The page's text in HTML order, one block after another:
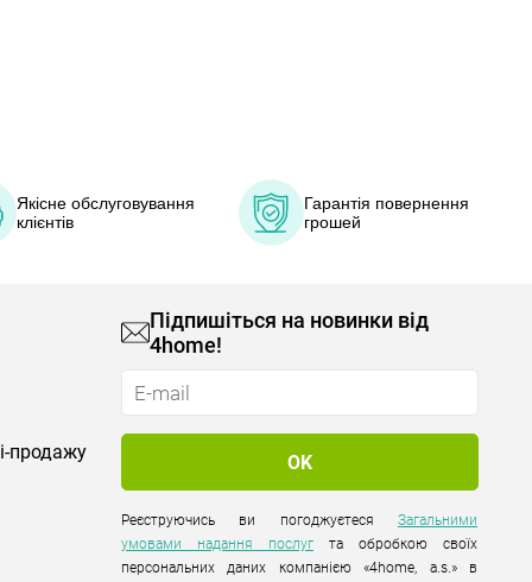
Якісне обслуговування
клієнтів
Гарантія повернення
грошей
продажу
Підпишіться на новинки від
4home!
Реєструючись ви погоджуєтесяЗагальними
умовами надання послуг та обробкою своїх
персональних даних компанією «4home, a.s.» в